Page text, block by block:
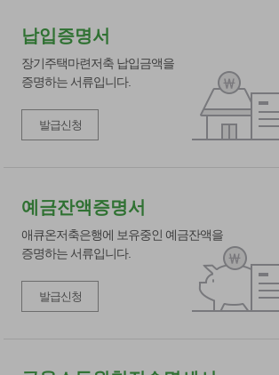
납입증명서
장기주택마련저축 납입금액을
증명하는 서류입니다.
발급신청
예금잔액증명서
애큐온저축은행에 보유중인 예금잔액을
증명하는 서류입니다.
발급신청